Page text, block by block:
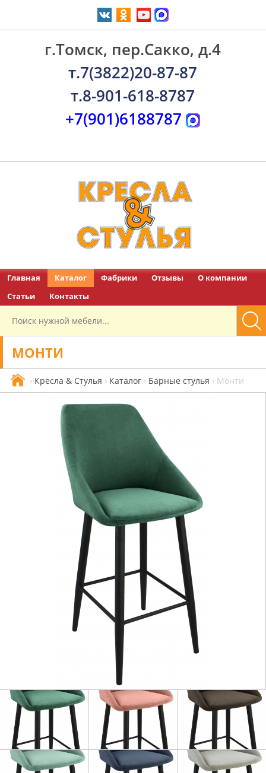
г.Томск, пер.Сакко, д.4
т.7(3822)20-87-87
т.8-901-618-8787
+7(901)6188787
Главная Каталог Фабрики Отзывы
О компании
Статьи
Контакты
МОНТИ
› Кресла & Стулья › Каталог › Барные стулья › Монти